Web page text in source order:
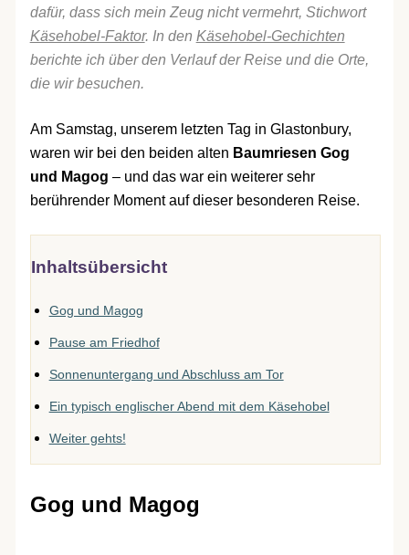
dafür, dass sich mein Zeug nicht vermehrt, Stichwort
Käsehobel-Faktor. In den Käsehobel-Gechichten
berichte ich über den Verlauf der Reise und die Orte,
die wir besuchen.
Am Samstag, unserem letzten Tag in Glastonbury,
waren wir bei den beiden alten Baumriesen Gog
und Magog – und das war ein weiterer sehr
berührender Moment auf dieser besonderen Reise.
Inhaltsübersicht
Gog und Magog
Pause am Friedhof
Sonnenuntergang und Abschluss am Tor
Ein typisch englischer Abend mit dem Käsehobel
Weiter gehts!
Gog und Magog